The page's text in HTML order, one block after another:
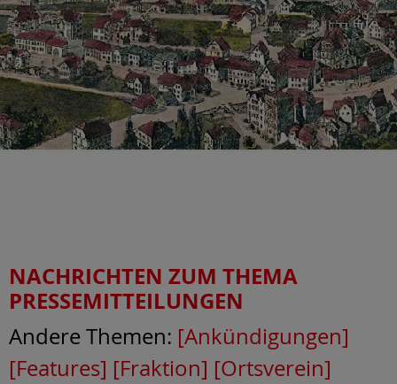
NACHRICHTEN ZUM THEMA
PRESSEMITTEILUNGEN
Andere Themen: [Ankündigungen]
[Features] [Fraktion] [Ortsverein]